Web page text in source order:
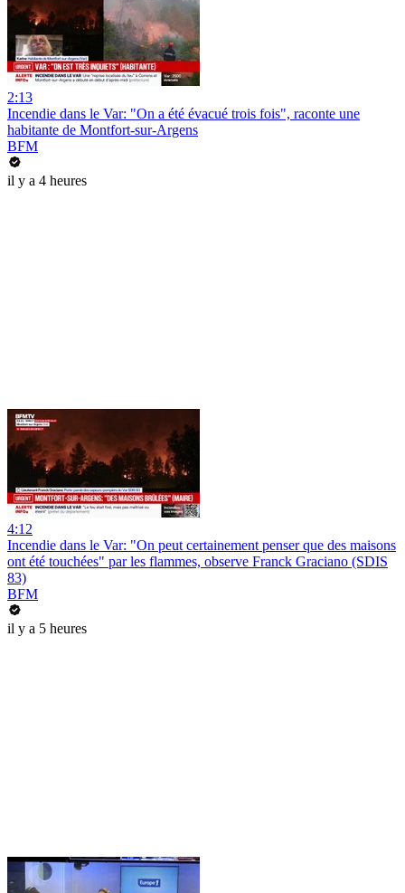
2:13
Incendie dans le Var: "On a été évacué trois fois", raconte une
habitante de Montfort-sur-Argens
BFM
il y a 4 heures
4:12
Incendie dans le Var: "On peut certainement penser que des maisons
ont été touchées" par les flammes, observe Franck Graciano (SDIS
83)
BFM
il y a 5 heures